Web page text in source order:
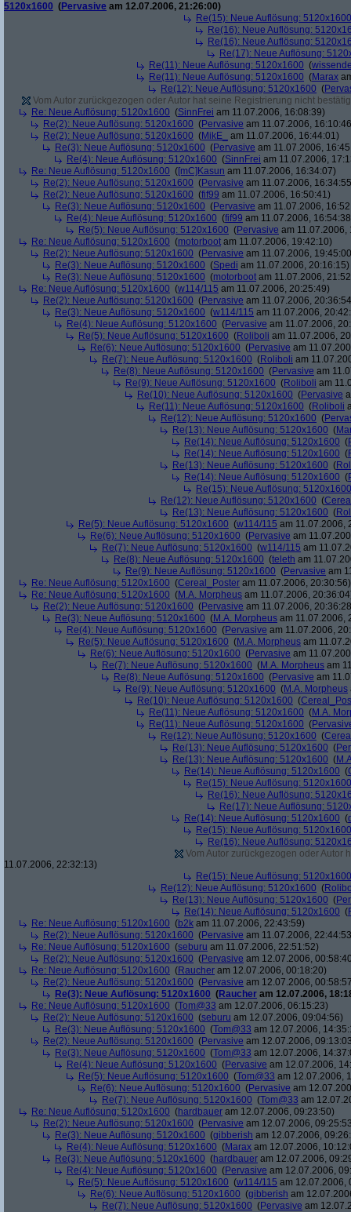
5120x1600 (Pervasive am 12.07.2006, 21:26:00)
Re(15): Neue Auflösung: 5120x1600
Re(16): Neue Auflösung:
Re(16): Neue Auflösung:
Re(17): Neue Auflösung:
Re(11): Neue Auflösung: 5120x1600 (
Re(11): Neue Auflösung: 5120x1600 (Marax
Re(12): Neue Auflösung: 5120x1600 (
Vom Autor zurückgezogen oder Autor hat seine Registrierung nicht
Re: Neue Auflösung: 5120x1600 (SinnFrei am 11.07.2006, 16:08:39)
Re(2): Neue Auflösung: 5120x1600 (Pervasive am 11.07.2006,
Re(2): Neue Auflösung: 5120x1600 (MikE_
am 11.07.2006, 16:44:01)
Re(3): Neue Auflösung: 5120x1600 (Pervasive am 11.07.2006,
Re(4): Neue Auflösung: 5120x1600 (SinnFrei am 11.07.2006,
Re: Neue Auflösung: 5120x1600 ([mC]Kasun am 11.07.2006, 16:34:07)
Re(2): Neue Auflösung: 5120x1600 (Pervasive am 11.07.2006,
Re(2): Neue Auflösung: 5120x1600 (fif99 am 11.07.2006, 16:50:41)
Re(3): Neue Auflösung: 5120x1600 (Pervasive am 11.07.2006,
Re(4): Neue Auflösung: 5120x1600 (fif99 am 11.07.2006,
Re(5): Neue Auflösung: 5120x1600 (Pervasive am 11.07.2006,
Re: Neue Auflösung: 5120x1600 (motorboot am 11.07.2006, 19:42:10)
Re(2): Neue Auflösung: 5120x1600 (Pervasive am 11.07.2006,
Re(3): Neue Auflösung: 5120x1600 (Spedi am 11.07.2006, 20:16:15)
Re(3): Neue Auflösung: 5120x1600 (motorboot am 11.07.2006,
Re: Neue Auflösung: 5120x1600 (w114/115 am 11.07.2006, 20:25:49)
Re(2): Neue Auflösung: 5120x1600 (Pervasive am 11.07.2006,
Re(3): Neue Auflösung: 5120x1600 (w114/115 am 11.07.2006,
Re(4): Neue Auflösung: 5120x1600 (Pervasive am 11.07.2006,
Re(5): Neue Auflösung: 5120x1600 (Roliboli am 11.07.2006,
Re(6): Neue Auflösung: 5120x1600 (Pervasive am
Re(7): Neue Auflösung: 5120x1600 (Roliboli am
Re(8): Neue Auflösung: 5120x1600 (Pervasive am
Re(9): Neue Auflösung: 5120x1600 (Roliboli am
Re(10): Neue Auflösung: 5120x1600 (Pervasive
Re(11): Neue Auflösung: 5120x1600 (Roliboli
Re(12): Neue Auflösung: 5120x1600 (
Re(13): Neue Auflösung: 5120x1600 (
Re(14): Neue Auflösung: 5120x1600 (
Re(14): Neue Auflösung: 5120x1600 (
Re(13): Neue Auflösung: 5120x1600 (
Re(14): Neue Auflösung: 5120x1600 (
Re(15): Neue Auflösung: 5120x1600
Re(12): Neue Auflösung: 5120x1600 (
Re(13): Neue Auflösung: 5120x1600 (
Re(5): Neue Auflösung: 5120x1600 (w114/115 am 11.07.2006,
Re(6): Neue Auflösung: 5120x1600 (Pervasive am
Re(7): Neue Auflösung: 5120x1600 (w114/115 am
Re(8): Neue Auflösung: 5120x1600 (teleth am
Re(9): Neue Auflösung: 5120x1600 (Pervasive am
Re: Neue Auflösung: 5120x1600 (Cereal_Poster am 11.07.2006, 20:30:56)
Re: Neue Auflösung: 5120x1600 (M.A. Morpheus am 11.07.2006,
Re(2): Neue Auflösung: 5120x1600 (Pervasive am 11.07.2006,
Re(3): Neue Auflösung: 5120x1600 (M.A. Morpheus am 11.07.2006,
Re(4): Neue Auflösung: 5120x1600 (Pervasive am 11.07.2006,
Re(5): Neue Auflösung: 5120x1600 (M.A. Morpheus am
Re(6): Neue Auflösung: 5120x1600 (Pervasive am
Re(7): Neue Auflösung: 5120x1600 (M.A. Morpheus am
Re(8): Neue Auflösung: 5120x1600 (Pervasive am
Re(9): Neue Auflösung: 5120x1600 (M.A. Morpheus
Re(10): Neue Auflösung: 5120x1600 (
Re(11): Neue Auflösung: 5120x1600 (M.A.
Re(11): Neue Auflösung: 5120x1600 (
Re(12): Neue Auflösung: 5120x1600 (
Re(13): Neue Auflösung: 5120x1600 (
Re(13): Neue Auflösung: 5120x1600 (
Re(14): Neue Auflösung: 5120x1600 (
Re(15): Neue Auflösung: 5120x1600
Re(16): Neue Auflösung:
Re(17): Neue Auflösung:
Re(14): Neue Auflösung: 5120x1600 (
Re(15): Neue Auflösung: 5120x1600
Re(16): Neue Auflösung:
Vom Autor zurückgezogen oder Autor
11.07.2006, 22:32:13)
Re(15): Neue Auflösung: 5120x1600
Re(12): Neue Auflösung: 5120x1600 (
Re(13): Neue Auflösung: 5120x1600 (
Re(14): Neue Auflösung: 5120x1600 (
Re: Neue Auflösung: 5120x1600 (b2k am 11.07.2006, 22:43:59)
Re(2): Neue Auflösung: 5120x1600 (Pervasive am 11.07.2006,
Re: Neue Auflösung: 5120x1600 (seburu am 11.07.2006, 22:51:52)
Re(2): Neue Auflösung: 5120x1600 (Pervasive am 12.07.2006,
Re: Neue Auflösung: 5120x1600 (Raucher am 12.07.2006, 00:18:20)
Re(2): Neue Auflösung: 5120x1600 (Pervasive am 12.07.2006,
Re(3): Neue Auflösung: 5120x1600 (Raucher am 12.07.2006,
Re: Neue Auflösung: 5120x1600 (Tom@33 am 12.07.2006, 06:15:23)
Re(2): Neue Auflösung: 5120x1600 (seburu am 12.07.2006, 09:04:56)
Re(3): Neue Auflösung: 5120x1600 (Tom@33 am 12.07.2006,
Re(2): Neue Auflösung: 5120x1600 (Pervasive am 12.07.2006,
Re(3): Neue Auflösung: 5120x1600 (Tom@33 am 12.07.2006,
Re(4): Neue Auflösung: 5120x1600 (Pervasive am 12.07.2006,
Re(5): Neue Auflösung: 5120x1600 (Tom@33 am 12.07.2006,
Re(6): Neue Auflösung: 5120x1600 (Pervasive am
Re(7): Neue Auflösung: 5120x1600 (Tom@33 am
Re: Neue Auflösung: 5120x1600 (hardbauer am 12.07.2006, 09:23:50)
Re(2): Neue Auflösung: 5120x1600 (Pervasive am 12.07.2006,
Re(3): Neue Auflösung: 5120x1600 (gibberish am 12.07.2006,
Re(4): Neue Auflösung: 5120x1600 (Marax am 12.07.2006,
Re(3): Neue Auflösung: 5120x1600 (hardbauer am 12.07.2006,
Re(4): Neue Auflösung: 5120x1600 (Pervasive am 12.07.2006,
Re(5): Neue Auflösung: 5120x1600 (w114/115 am 12.07.2006,
Re(6): Neue Auflösung: 5120x1600 (gibberish am
Re(7): Neue Auflösung: 5120x1600 (Pervasive am